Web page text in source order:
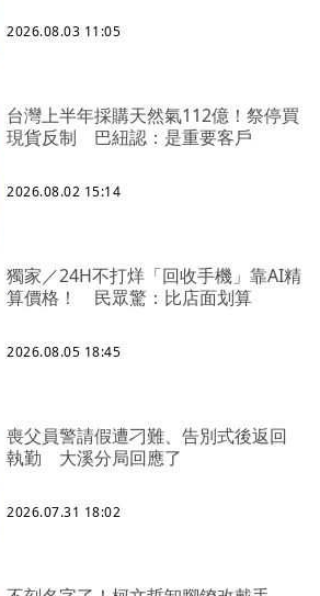
2026.08.03 11:05
台灣上半年採購天然氣112億！祭停買
現貨反制 巴紐認：是重要客戶
2026.08.02 15:14
獨家／24H不打烊「回收手機」靠AI精
算價格！ 民眾驚：比店面划算
2026.08.05 18:45
喪父員警請假遭刁難、告別式後返回
執勤 大溪分局回應了
2026.07.31 18:02